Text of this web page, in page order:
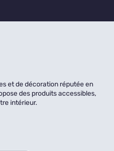
et de décoration réputée en
des produits accessibles,
intérieur.